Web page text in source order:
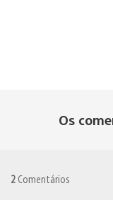
Os
2 Comentários